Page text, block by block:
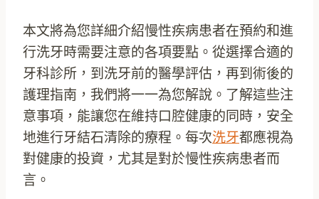
本文將為您詳細介紹慢性疾病患者在預約和進
行洗牙時需要注意的各項要點。從選擇合適的
牙科診所，到洗牙前的醫學評估，再到術後的
護理指南，我們將一一為您解說。了解這些注
意事項，能讓您在維持口腔健康的同時，安全
地進行牙結石清除的療程。每次洗牙都應視為
對健康的投資，尤其是對於慢性疾病患者而
言。